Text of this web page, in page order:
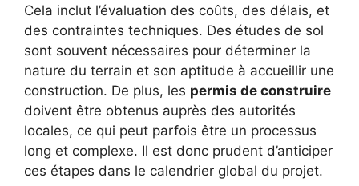
Cela inclut l’évaluation des coûts, des délais, et
des contraintes techniques. Des études de sol
sont souvent nécessaires pour déterminer la
nature du terrain et son aptitude à accueillir une
construction. De plus, les permis de construire
doivent être obtenus auprès des autorités
locales, ce qui peut parfois être un processus
long et complexe. Il est donc prudent d’anticiper
ces étapes dans le calendrier global du projet.